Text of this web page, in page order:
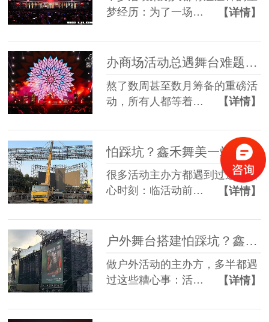
梦经历：为了一场…
【详情】
办商场活动总遇舞台难题？鑫禾舞美一站式帮你解决
熬了数周甚至数月筹备的重磅活
动，所有人都等着…
【详情】
怕踩坑？鑫禾舞美一站式租赁搭建帮你省一半心
很多活动主办方都遇到过这些糟
心时刻：临活动前…
【详情】
户外舞台搭建怕踩坑？鑫禾舞美给你稳稳的保障
做户外活动的主办方，多半都遇
过这些糟心事：活…
【详情】